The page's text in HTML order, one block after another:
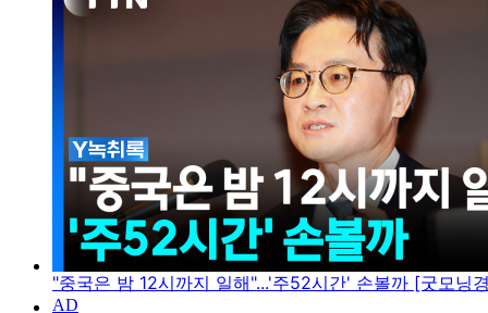
"중국은 밤 12시까지 일해"...'주52시간' 손볼까 [굿모닝